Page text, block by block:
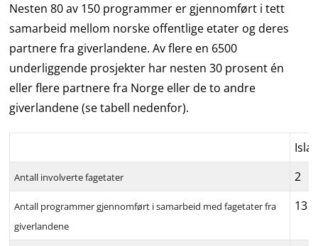
Nesten 80 av 150 programmer er gjennomført i tett
samarbeid mellom norske offentlige etater og deres
partnere fra giverlandene. Av flere en 6500
underliggende prosjekter har nesten 30 prosent én
eller flere partnere fra Norge eller de to andre
giverlandene (se tabell nedenfor).
Antall involverte fagetater 2
Antall programmer gjennomført i samarbeid med fagetater fra
giverlandene
13